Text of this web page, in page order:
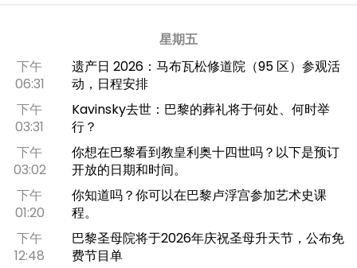
星期五
下午
06:31
遗产日 2026：马布瓦松修道院（95 区）参观活
动，日程安排
下午
03:31
Kavinsky去世：巴黎的葬礼将于何处、何时举
行？
下午
03:02
你想在巴黎看到教皇利奥十四世吗？以下是预订
开放的日期和时间。
下午
01:20
你知道吗？你可以在巴黎卢浮宫参加艺术史课
程。
下午
12:48
巴黎圣母院将于2026年庆祝圣母升天节，公布免
费节目单